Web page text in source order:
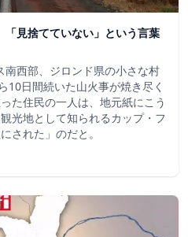
見捨てていない」という言葉
西部、ジロンド県の小さな村
10日間続いた山火事が焼き尽く
た住民の一人は、地元紙にこう
光地として知られるカップ・フ
された」のだと。